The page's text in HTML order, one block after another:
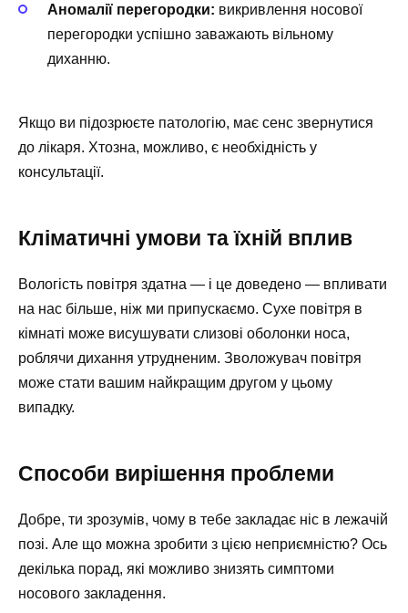
Аномалії перегородки: викривлення носової
перегородки успішно заважають вільному
диханню.
Якщо ви підозрюєте патологію, має сенс звернутися
до лікаря. Хтозна, можливо, є необхідність у
консультації.
Кліматичні умови та їхній вплив
Вологість повітря здатна — і це доведено — впливати
на нас більше, ніж ми припускаємо. Сухе повітря в
кімнаті може висушувати слизові оболонки носа,
роблячи дихання утрудненим. Зволожувач повітря
може стати вашим найкращим другом у цьому
випадку.
Способи вирішення проблеми
Добре, ти зрозумів, чому в тебе закладає ніс в лежачій
позі. Але що можна зробити з цією неприємністю? Ось
декілька порад, які можливо знизять симптоми
носового закладення.